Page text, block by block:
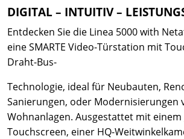
DIGITAL – INTUITIV –
Entdecken Sie die Linea 5000 with
eine SMARTE Video-Türstation mit
Draht-Bus-
Technologie, ideal für Neubauten,
Sanierungen, oder Modernisierungen
Wohnanlagen. Ausgestattet mit einem
Touchscreen, einer HQ-